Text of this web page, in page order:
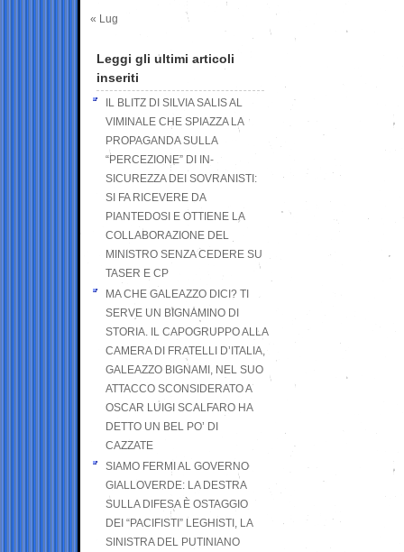
« Lug
Leggi gli ultimi articoli
inseriti
IL BLITZ DI SILVIA SALIS AL
VIMINALE CHE SPIAZZA LA
PROPAGANDA SULLA
“PERCEZIONE” DI IN-
SICUREZZA DEI SOVRANISTI:
SI FA RICEVERE DA
PIANTEDOSI E OTTIENE LA
COLLABORAZIONE DEL
MINISTRO SENZA CEDERE SU
TASER E CP
MA CHE GALEAZZO DICI? TI
SERVE UN BIGNAMINO DI
STORIA. IL CAPOGRUPPO ALLA
CAMERA DI FRATELLI D’ITALIA,
GALEAZZO BIGNAMI, NEL SUO
ATTACCO SCONSIDERATO A
OSCAR LUIGI SCALFARO HA
DETTO UN BEL PO’ DI
CAZZATE
SIAMO FERMI AL GOVERNO
GIALLOVERDE: LA DESTRA
SULLA DIFESA È OSTAGGIO
DEI “PACIFISTI” LEGHISTI, LA
SINISTRA DEL PUTINIANO